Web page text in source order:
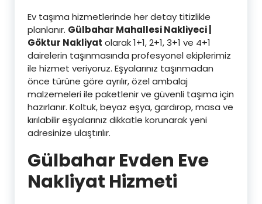
Ev taşıma hizmetlerinde her detay titizlikle
planlanır. Gülbahar Mahallesi Nakliyeci |
Göktur Nakliyat olarak 1+1, 2+1, 3+1 ve 4+1
dairelerin taşınmasında profesyonel ekiplerimiz
ile hizmet veriyoruz. Eşyalarınız taşınmadan
önce türüne göre ayrılır, özel ambalaj
malzemeleri ile paketlenir ve güvenli taşıma için
hazırlanır. Koltuk, beyaz eşya, gardırop, masa ve
kırılabilir eşyalarınız dikkatle korunarak yeni
adresinize ulaştırılır.
GülbaharEvden Eve
Nakliyat Hizmeti